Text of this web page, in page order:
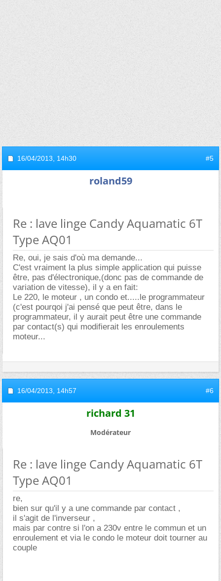
16/04/2013, 14h30 #5
roland59
Re : lave linge Candy Aquamatic 6T
Type AQ01
Re, oui, je sais d'où ma demande...
C'est vraiment la plus simple application qui puisse
être, pas d'électronique,(donc pas de commande de
variation de vitesse), il y a en fait:
Le 220, le moteur , un condo et.....le programmateur
(c'est pourqoi j'ai pensé que peut être, dans le
programmateur, il y aurait peut être une commande
par contact(s) qui modifierait les enroulements
moteur...
16/04/2013, 14h57 #6
richard 31
Modérateur
Re : lave linge Candy Aquamatic 6T
Type AQ01
re,
bien sur qu'il y a une commande par contact ,
il s'agit de l'inverseur ,
mais par contre si l'on a 230v entre le commun et un
enroulement et via le condo le moteur doit tourner au
couple